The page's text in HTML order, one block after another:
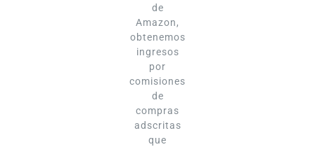
de
Amazon,
obtenemos
ingresos
por
comisiones
de
compras
adscritas
que